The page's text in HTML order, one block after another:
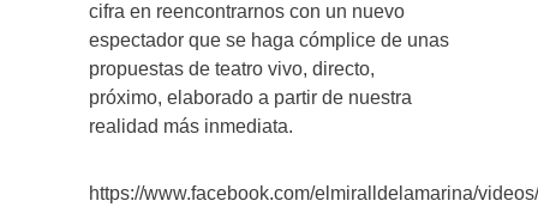
cifra en reencontrarnos con un nuevo
espectador que se haga cómplice de unas
propuestas de teatro vivo, directo,
próximo, elaborado a partir de nuestra
realidad más inmediata.
https://www.facebook.com/elmiralldelamarina/